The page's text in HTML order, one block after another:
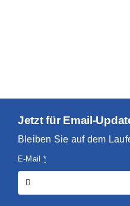
Jetzt für Email-
Bleiben Sie auf dem
E-Mail *